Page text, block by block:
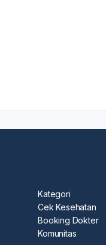
Kategori
Cek Kesehatan
Booking Dokter
Komunitas